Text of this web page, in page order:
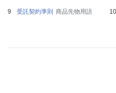
受託契約準則 商品先物用語